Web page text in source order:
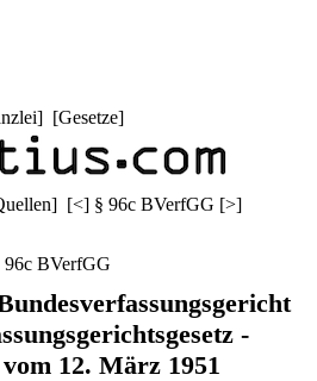
] [Gesetze]
] [<] § 96c BVerfGG [>]
96c BVerfGG
-
12. März 1951